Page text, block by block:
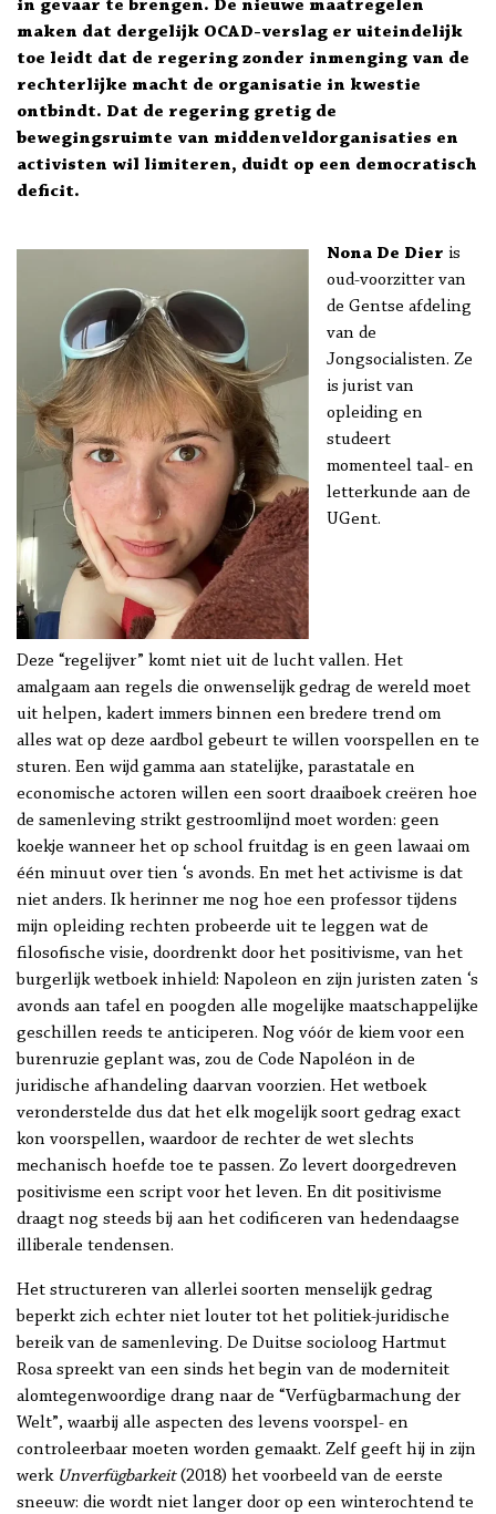
in gevaar te brengen. De nieuwe maatregelen
maken dat dergelijk OCAD-verslag er uiteindelijk
toe leidt dat de regering zonder inmenging van de
rechterlijke macht de organisatie in kwestie
ontbindt. Dat de regering gretig de
bewegingsruimte van middenveldorganisaties en
activisten wil limiteren, duidt op een democratisch
deficit.
Nona De Dier is
oud-voorzitter van
de Gentse afdeling
van de
Jongsocialisten. Ze
is jurist van
opleiding en
studeert
momenteel taal- en
letterkunde aan de
UGent.
Deze “regelijver” komt niet uit de lucht vallen. Het
amalgaam aan regels die onwenselijk gedrag de wereld moet
uit helpen, kadert immers binnen een bredere trend om
alles wat op deze aardbol gebeurt te willen voorspellen en te
sturen. Een wijd gamma aan statelijke, parastatale en
economische actoren willen een soort draaiboek creëren hoe
de samenleving strikt gestroomlijnd moet worden: geen
koekje wanneer het op school fruitdag is en geen lawaai om
één minuut over tien ‘s avonds. En met het activisme is dat
niet anders. Ik herinner me nog hoe een professor tijdens
mijn opleiding rechten probeerde uit te leggen wat de
filosofische visie, doordrenkt door het positivisme, van het
burgerlijk wetboek inhield: Napoleon en zijn juristen zaten ‘s
avonds aan tafel en poogden alle mogelijke maatschappelijke
geschillen reeds te anticiperen. Nog vóór de kiem voor een
burenruzie geplant was, zou de Code Napoléon in de
juridische afhandeling daarvan voorzien. Het wetboek
veronderstelde dus dat het elk mogelijk soort gedrag exact
kon voorspellen, waardoor de rechter de wet slechts
mechanisch hoefde toe te passen. Zo levert doorgedreven
positivisme een script voor het leven. En dit positivisme
draagt nog steeds bij aan het codificeren van hedendaagse
illiberale tendensen.
Het structureren van allerlei soorten menselijk gedrag
beperkt zich echter niet louter tot het politiek-juridische
bereik van de samenleving. De Duitse socioloog Hartmut
Rosa spreekt van een sinds het begin van de moderniteit
alomtegenwoordige drang naar de “Verfügbarmachung der
Welt”, waarbij alle aspecten des levens voorspel- en
controleerbaar moeten worden gemaakt. Zelf geeft hij in zijn
werk Unverfügbarkeit(2018) het voorbeeld van de eerste
sneeuw: die wordt niet langer door op een winterochtend te